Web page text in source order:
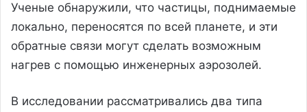
Ученые обнаружили, что частицы, поднимаемые
локально, переносятся по всей планете, и эти
обратные связи могут сделать возможным
нагрев с помощью инженерных аэрозолей.
В исследовании рассматривались два типа